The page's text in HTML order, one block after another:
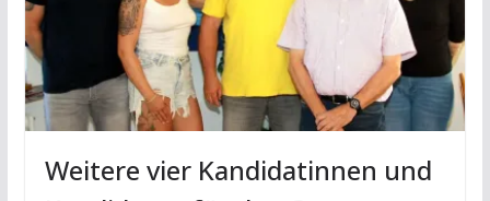
Weitere vier Kandidatinnen und